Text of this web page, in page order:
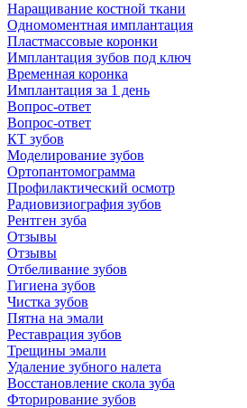
Наращивание костной ткани
Одномоментная имплантация
Пластмассовые коронки
Имплантация зубов под ключ
Временная коронка
Имплантация за 1 день
Вопрос-ответ
Вопрос-ответ
КТ зубов
Моделирование зубов
Ортопантомограмма
Профилактический осмотр
Радиовизиография зубов
Рентген зуба
Отзывы
Отзывы
Отбеливание зубов
Гигиена зубов
Чистка зубов
Пятна на эмали
Реставрация зубов
Трещины эмали
Удаление зубного налета
Восстановление скола зуба
Фторирование зубов